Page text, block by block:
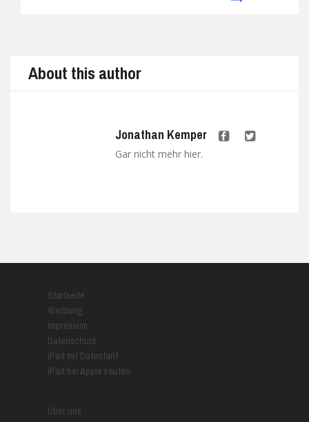
About this author
Jonathan Kemper
Gar nicht mehr hier.
Startseite
Werbung
Impressum
Datenschutz
iPad mit Datentarif
iPad bei Apple kaufen
Über uns